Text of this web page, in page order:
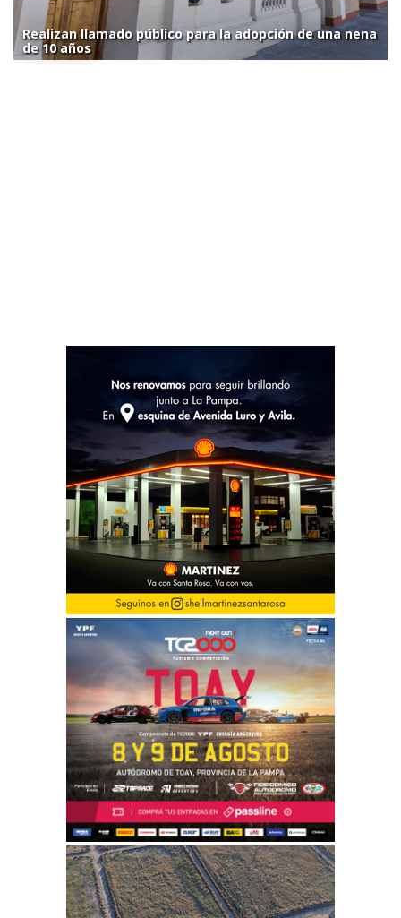
Realizan llamado público para la adopción de una nena
de 10 años